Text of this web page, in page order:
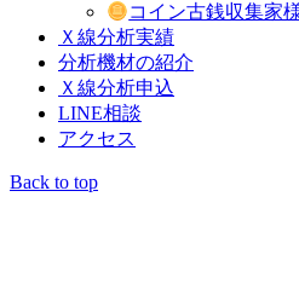
コイン古銭収集家
Ｘ線分析実績
分析機材の紹介
Ｘ線分析申込
LINE相談
アクセス
Back to top